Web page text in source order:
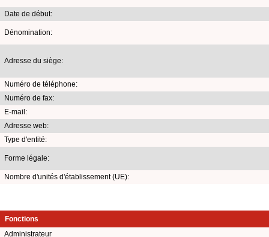
Date de début:
Dénomination:
Adresse du siège:
Numéro de téléphone:
Numéro de fax:
E-mail:
Adresse web:
Type d'entité:
Forme légale:
Nombre d'unités d'établissement (UE):
Fonctions
Administrateur